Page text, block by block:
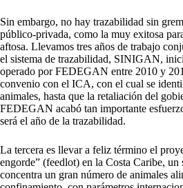
Sin embargo, no hay trazabilidad sin
público-privada, como la muy exitosa
aftosa. Llevamos tres años de trabajo
el sistema de trazabilidad, SINIGAN,
operado por FEDEGAN entre 2010 y
convenio con el ICA, con el cual se
animales, hasta que la retaliación del
FEDEGAN acabó tan importante
será el año de la trazabilidad.
La tercera es llevar a feliz término el
engorde” (feedlot) en la Costa Caribe, un
concentra un gran número de animales